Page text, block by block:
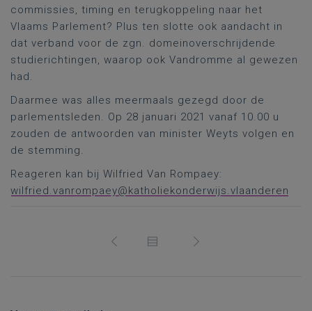
commissies, timing en terugkoppeling naar het
Vlaams Parlement? Plus ten slotte ook aandacht in
dat verband voor de zgn. domeinoverschrijdende
studierichtingen, waarop ook Vandromme al gewezen
had.
Daarmee was alles meermaals gezegd door de
parlementsleden. Op 28 januari 2021 vanaf 10.00 u
zouden de antwoorden van minister Weyts volgen en
de stemming.
Reageren kan bij Wilfried Van Rompaey:
wilfried.vanrompaey@katholiekonderwijs.vlaanderen